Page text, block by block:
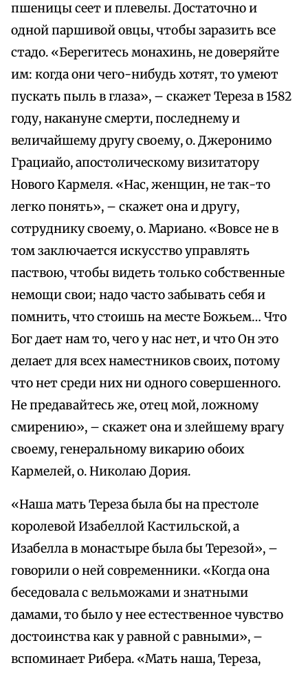
пшеницы сеет и плевелы. Достаточно и
одной паршивой овцы, чтобы заразить все
стадо. «Берегитесь монахинь, не доверяйте
им: когда они чего-нибудь хотят, то умеют
пускать пыль в глаза», – скажет Тереза в 1582
году, накануне смерти, последнему и
величайшему другу своему, о. Джеронимо
Грациайо, апостолическому визитатору
Нового Кармеля. «Нас, женщин, не так-то
легко понять», – скажет она и другу,
сотруднику своему, о. Мариано. «Вовсе не в
том заключается искусство управлять
паствою, чтобы видеть только собственные
немощи свои; надо часто забывать себя и
помнить, что стоишь на месте Божьем… Что
Бог дает нам то, чего у нас нет, и что Он это
делает для всех наместников своих, потому
что нет среди них ни одного совершенного.
Не предавайтесь же, отец мой, ложному
смирению», – скажет она и злейшему врагу
своему, генеральному викарию обоих
Кармелей, о. Николаю Дория.
«Наша мать Тереза была бы на престоле
королевой Изабеллой Кастильской, а
Изабелла в монастыре была бы Терезой», –
говорили о ней современники. «Когда она
беседовала с вельможами и знатными
дамами, то было у нее естественное чувство
достоинства как у равной с равными», –
вспоминает Рибера. «Мать наша, Тереза,